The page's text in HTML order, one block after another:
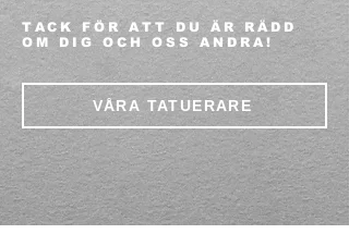
TACK FÖR ATT DU ÄR RÄDD
OM DIG OCH OSS ANDRA!
VÅRA TATUERARE